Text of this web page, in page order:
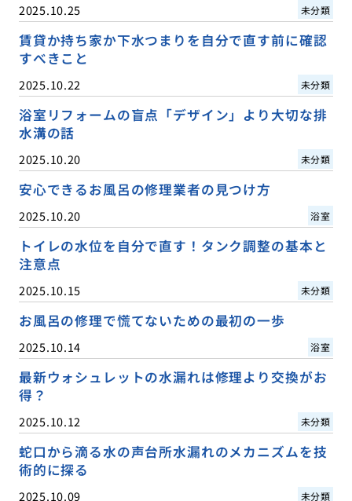
2025.10.25 未分類
賃貸か持ち家か下水つまりを自分で直す前に確認
すべきこと
2025.10.22 未分類
浴室リフォームの盲点「デザイン」より大切な排
水溝の話
2025.10.20 未分類
安心できるお風呂の修理業者の見つけ方
2025.10.20 浴室
トイレの水位を自分で直す！タンク調整の基本と
注意点
2025.10.15 未分類
お風呂の修理で慌てないための最初の一歩
2025.10.14 浴室
最新ウォシュレットの水漏れは修理より交換がお
得？
2025.10.12 未分類
蛇口から滴る水の声台所水漏れのメカニズムを技
術的に探る
2025.10.09 未分類